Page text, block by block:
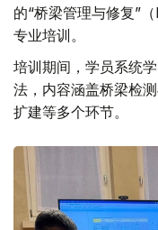
的“桥梁管理与修复”
专业培训。
培训期间，学员系统
法，内容涵盖桥梁检
扩建等多个环节。